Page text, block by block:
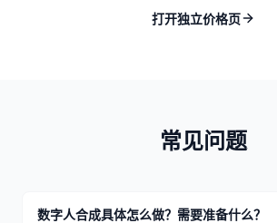
打开独立价格页
常见问题
数字人合成具体怎么做？需要准备什么？